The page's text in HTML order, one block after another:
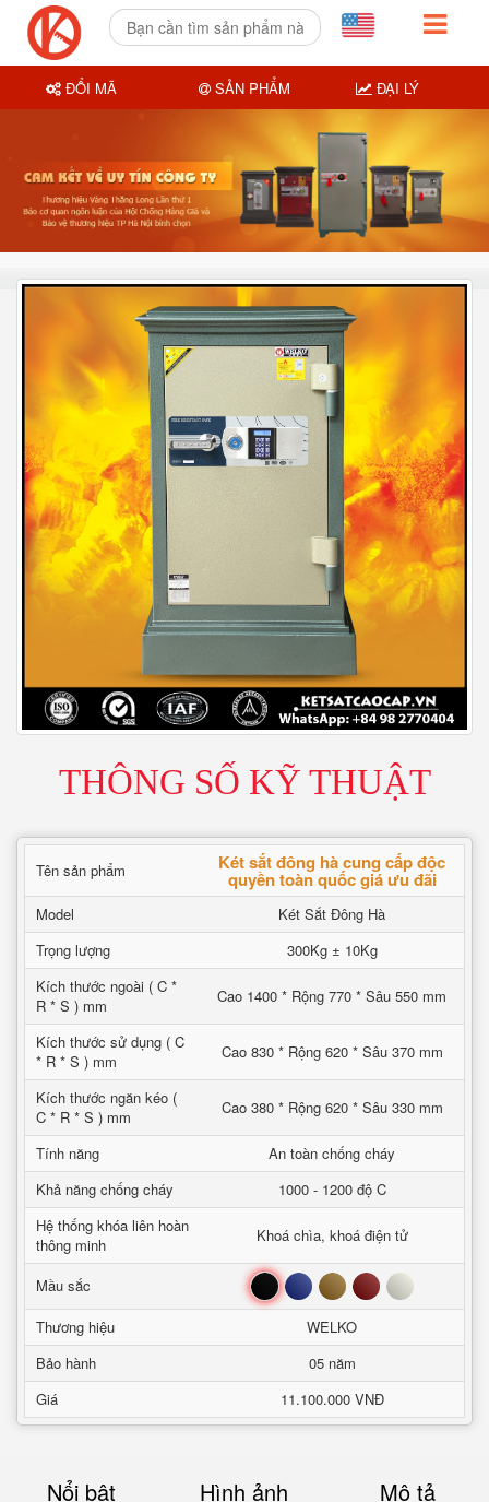
THÔNG SỐ KỸ THUẬT
Tên sản phẩm Két sắt đông hà cung cấp độc
quyền toàn quốc giá ưu đãi
Model
Két Sắt Đông Hà
Trọng lượng
300Kg ± 10Kg
Kích thước ngoài ( C *
R * S ) mm
Cao 1400 * Rộng 770 * Sâu 550 mm
Kích thước sử dụng ( C
* R * S ) mm
Cao 830 * Rộng 620 * Sâu 370 mm
Kích thước ngăn kéo (
C * R * S ) mm
Cao 380 * Rộng 620 * Sâu 330 mm
Tính năng
An toàn chống cháy
Khả năng chống cháy
1000 - 1200 độ C
Hệ thống khóa liên hoàn
thông minh
Khoá chìa, khoá điện tử
Mầu sắc Đen Xanh Nâu Đỏ Trắng
Thương hiệu
WELKO
Bảo hành
05 năm
Giá
11.100.000 VNĐ
Nổi bật Hình ảnh Mô tả
ĐỔI MÃ SẢN PHẨM ĐẠI LÝ